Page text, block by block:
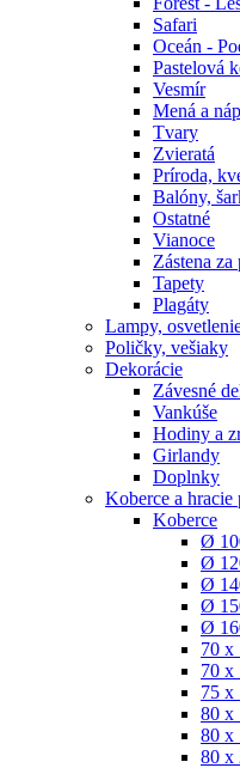
Safari
Oceán -
Pastelová
Vesmír
Mená a
Tvary
Zvieratá
Príroda,
Balóny,
Ostatné
Vianoce
Zástena
Tapety
Plagáty
Lampy,
Poličky, vešiaky
Dekorácie
Závesné
Vankúše
Hodiny a
Girlandy
Doplnky
Koberce a hracie
Koberce
Ø
Ø
Ø
Ø
Ø
70 x
70 x
75 x
80 x
80 x
80 x